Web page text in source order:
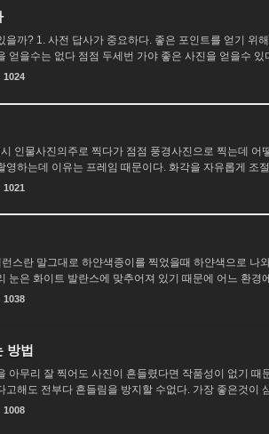
을까? 1. 사전 답사가 중요하다. 좋은 포인트를 얻기 위
얻을수는 없다 점점 두세번 가야 좋은 사진을 얻을수 있
1024
인물사진의주로 찍다가 점점 풍경사진으로 찍는데
영하는데 이유는 프레임 때문이다. 화각을 자유롭게 조
1021
스란 말그대로 하얀색종이를 찍었을때 하얀색으로 나
눈은 화이트 발란스에 맞추어져 있기 때문에 어느 환경
1038
방법
아무리 잘 찍어도 사진이 흔들렸다면 작품성이 없기 때
고해도 전부다 흔들림을 방지할 수없다. 가장 좋은것이
1008